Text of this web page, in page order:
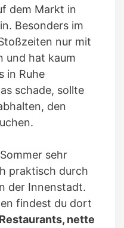
dem Markt in
Besonders im
nur mit
und hat kaum
in Ruhe
schade, sollte
den
sehr
praktisch durch
der Innenstadt.
findest du dort
nette